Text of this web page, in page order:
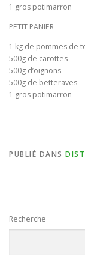
1 gros potimarron
PETIT PANIER
1 kg de pommes de
500g de carottes
500g d’oignons
500g de betteraves
1 gros potimarron
PUBLIÉ DANS
Recherche